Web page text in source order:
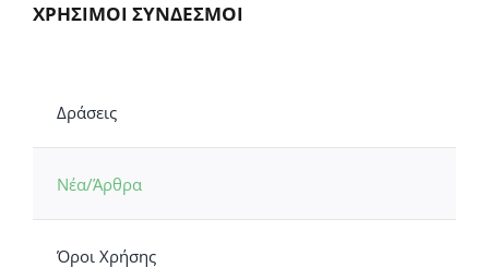
ΧΡΗΣΙΜΟΙ ΣΥΝΔΕΣΜΟΙ
Δράσεις
Νέα/Άρθρα
Όροι Χρήσης